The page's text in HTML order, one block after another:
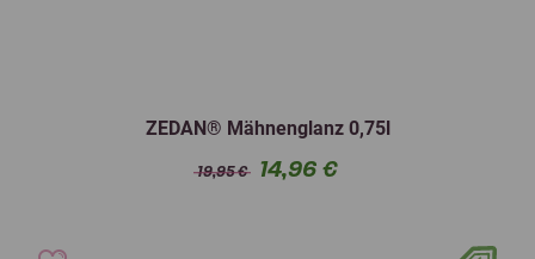
ZEDAN® Mähnenglanz 0,75l
19,95 € 14,96 €